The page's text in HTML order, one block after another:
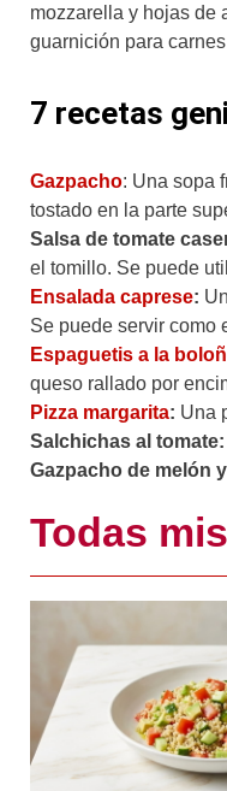
mozzarella y hojas de
guarnición para
7 recetas
Gazpacho: Una sopa
tostado en la parte
Salsa de tomate
el tomillo. Se puede
Ensalada caprese:
Se puede servir como
Espaguetis a la
queso rallado por
Pizza margarita: Una
Salchichas al tomate:
Gazpacho de melón
Todas